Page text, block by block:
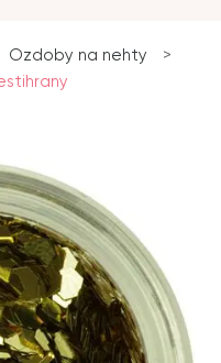
Ozdoby na nehty
>